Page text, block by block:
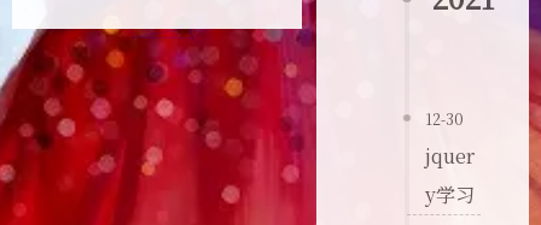
12-30
jquer
y学习